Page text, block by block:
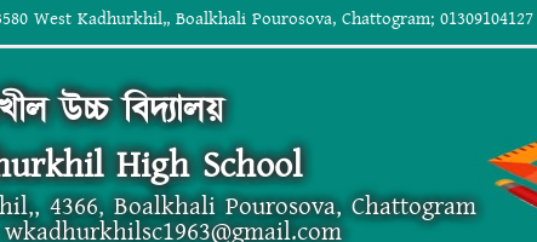
West Kadhurkhil,, Boalkhali Pourosova, Chattogram; 01309104127
উচ্চ বিদ্যালয়
High School
4366, Boalkhali Pourosova, Chattogram